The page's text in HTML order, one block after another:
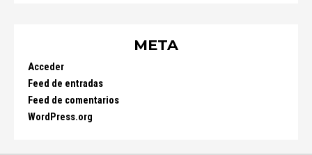
META
Acceder
Feed de entradas
Feed de comentarios
WordPress.org